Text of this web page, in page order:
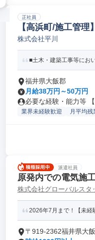
正社員
【高浜町/施工管
株式会社平川
■土木・建築工事等にお
福井県大飯郡
月給38万円～50万円
必要な経験・能力等
業界未経験歓迎 月平均
派遣社員
原発内での電気施
株式会社グローバルスタ
2026年7月まで！【未
〒919-2362福井県大